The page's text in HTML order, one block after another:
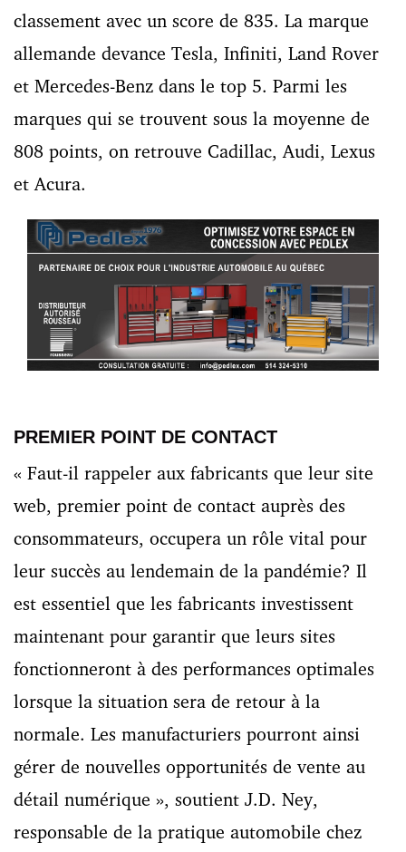
classement avec un score de 835. La marque
allemande devance Tesla, Infiniti, Land Rover
et Mercedes-Benz dans le top 5. Parmi les
marques qui se trouvent sous la moyenne de
808 points, on retrouve Cadillac, Audi, Lexus
et Acura.
PREMIER POINT DE CONTACT
« Faut-il rappeler aux fabricants que leur site
web, premier point de contact auprès des
consommateurs, occupera un rôle vital pour
leur succès au lendemain de la pandémie? Il
est essentiel que les fabricants investissent
maintenant pour garantir que leurs sites
fonctionneront à des performances optimales
lorsque la situation sera de retour à la
normale. Les manufacturiers pourront ainsi
gérer de nouvelles opportunités de vente au
détail numérique », soutient J.D. Ney,
responsable de la pratique automobile chez